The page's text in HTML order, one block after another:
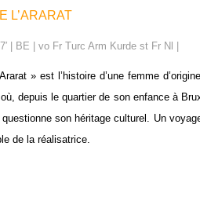
L’ARARAT
| BE | vo Fr Turc Arm Kurde st Fr Nl |
» est l’histoire d’une femme
depuis le quartier de son enfance à
questionne son héritage culturel. Un
de la réalisatrice.